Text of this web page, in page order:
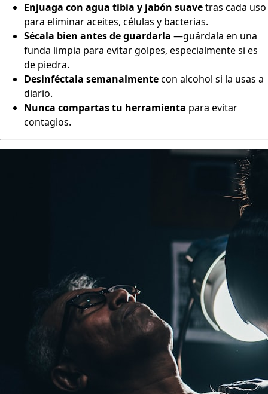
Enjuaga con agua tibia y jabón suavetras cada uso
para eliminar aceites, células y bacterias.
Sécala bien antes de guardarla —guárdala en una
funda limpia para evitar golpes, especialmente si es
de piedra.
Desinféctala semanalmentecon alcohol si la usas a
diario.
Nunca compartas tu herramienta para evitar
contagios.